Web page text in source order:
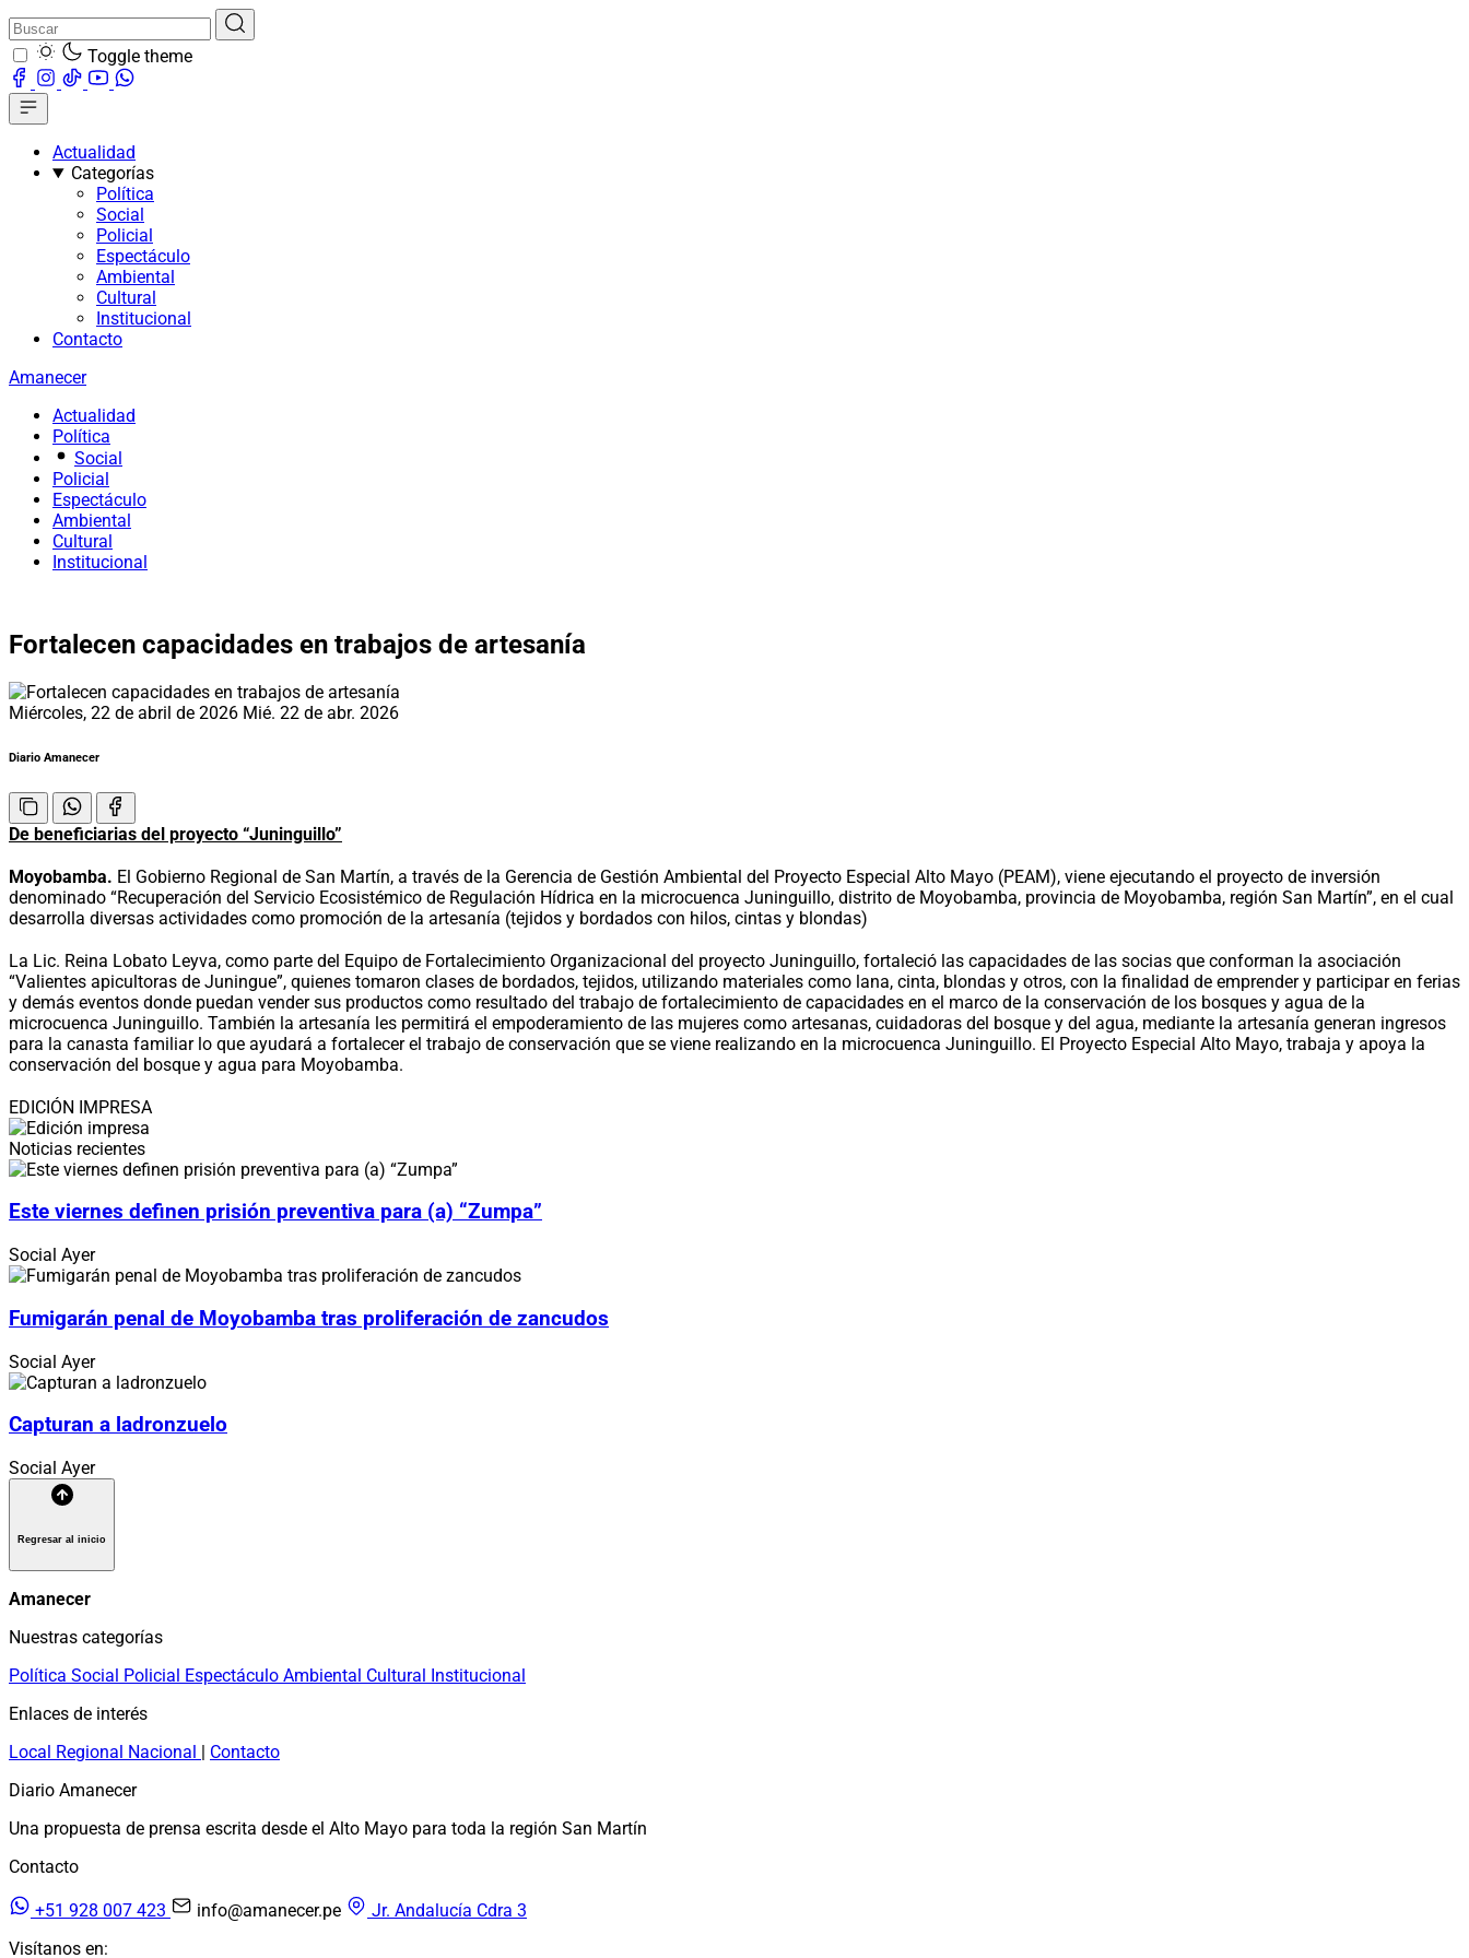
Toggle theme
Actualidad
Categorías
Política
Social
Policial
Espectáculo
Ambiental
Cultural
Institucional
Contacto
Amanecer
Actualidad
Política
Social
Policial
Espectáculo
Ambiental
Cultural
Institucional
Fortalecen capacidades en trabajos de artesanía
Miércoles, 22 de abril de 2026 Mié. 22 de abr. 2026
Diario Amanecer
De beneficiarias del proyecto “Juninguillo”
Moyobamba. El Gobierno Regional de San Martín, a través de la Gerencia de Gestión Ambiental del Proyecto Especial Alto Mayo (PEAM), viene ejecutando el proyecto de inversión
denominado “Recuperación del Servicio Ecosistémico de Regulación Hídrica en la microcuenca Juninguillo, distrito de Moyobamba, provincia de Moyobamba, región San Martín”, en el cual
desarrolla diversas actividades como promoción de la artesanía (tejidos y bordados con hilos, cintas y blondas)
La Lic. Reina Lobato Leyva, como parte del Equipo de Fortalecimiento Organizacional del proyecto Juninguillo, fortaleció las capacidades de las socias que conforman la asociación
“Valientes apicultoras de Juningue”, quienes tomaron clases de bordados, tejidos, utilizando materiales como lana, cinta, blondas y otros, con la finalidad de emprender y participar en ferias
y demás eventos donde puedan vender sus productos como resultado del trabajo de fortalecimiento de capacidades en el marco de la conservación de los bosques y agua de la
microcuenca Juninguillo. También la artesanía les permitirá el empoderamiento de las mujeres como artesanas, cuidadoras del bosque y del agua, mediante la artesanía generan ingresos
para la canasta familiar lo que ayudará a fortalecer el trabajo de conservación que se viene realizando en la microcuenca Juninguillo. El Proyecto Especial Alto Mayo, trabaja y apoya la
conservación del bosque y agua para Moyobamba.
EDICIÓN IMPRESA
Noticias recientes
Este viernes definen prisión preventiva para (a) “Zumpa”
Social Ayer
Fumigarán penal de Moyobamba tras proliferación de zancudos
Social Ayer
Capturan a ladronzuelo
Social Ayer
Regresar al inicio
Amanecer
Nuestras categorías
Política Social Policial Espectáculo Ambiental Cultural Institucional
Enlaces de interés
Local Regional Nacional | Contacto
Diario Amanecer
Una propuesta de prensa escrita desde el Alto Mayo para toda la región San Martín
Contacto
+51 928 007 423 info@amanecer.pe
Jr. Andalucía Cdra 3
Visítanos en: